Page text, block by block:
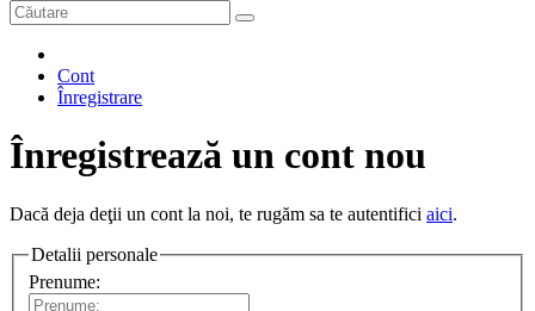
Cont
Înregistrare
Înregistrează un cont nou
Dacă deja deţii un cont la noi, te rugăm sa te autentifici aici.
Detalii personale
Prenume: